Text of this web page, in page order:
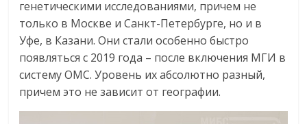
генетическими исследованиями, причем не
только в Москве и Санкт-Петербурге, но и в
Уфе, в Казани. Они стали особенно быстро
появляться с 2019 года – после включения МГИ в
систему ОМС. Уровень их абсолютно разный,
причем это не зависит от географии.